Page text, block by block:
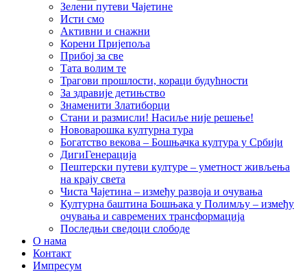
Зелени путеви Чајетине
Исти смо
Активни и снажни
Корени Пријепоља
Прибој за све
Тата волим те
Трагови прошлости, кораци будућности
За здравије детињство
Знаменити Златиборци
Стани и размисли! Насиље није решење!
Нововарошка културна тура
Богатство векова – Бошњачка култура у Србији
ДигиГенерација
Пештерски путеви културе – уметност живљења
на крају света
Чиста Чајетина – између развоја и очувања
Културна баштина Бошњака у Полимљу – између
очувања и савремених трансформација
Последњи сведоци слободе
О нама
Контакт
Импресум